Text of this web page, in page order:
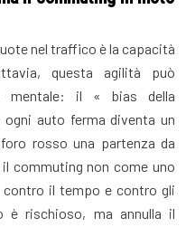
nel traffico è la capacità
questa agilità può
mentale: il « bias della
auto ferma diventa un
rosso una partenza da
commuting non come uno
il tempo e contro gli
è rischioso, ma annulla il